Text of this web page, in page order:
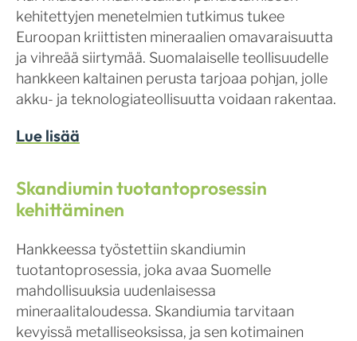
kehitettyjen menetelmien tutkimus tukee
Euroopan kriittisten mineraalien omavaraisuutta
ja vihreää siirtymää. Suomalaiselle teollisuudelle
hankkeen kaltainen perusta tarjoaa pohjan, jolle
akku- ja teknologiateollisuutta voidaan rakentaa.
Lue lisää
Skandiumin tuotantoprosessin
kehittäminen
Hankkeessa työstettiin skandiumin
tuotantoprosessia, joka avaa Suomelle
mahdollisuuksia uudenlaisessa
mineraalitaloudessa. Skandiumia tarvitaan
kevyissä metalliseoksissa, ja sen kotimainen